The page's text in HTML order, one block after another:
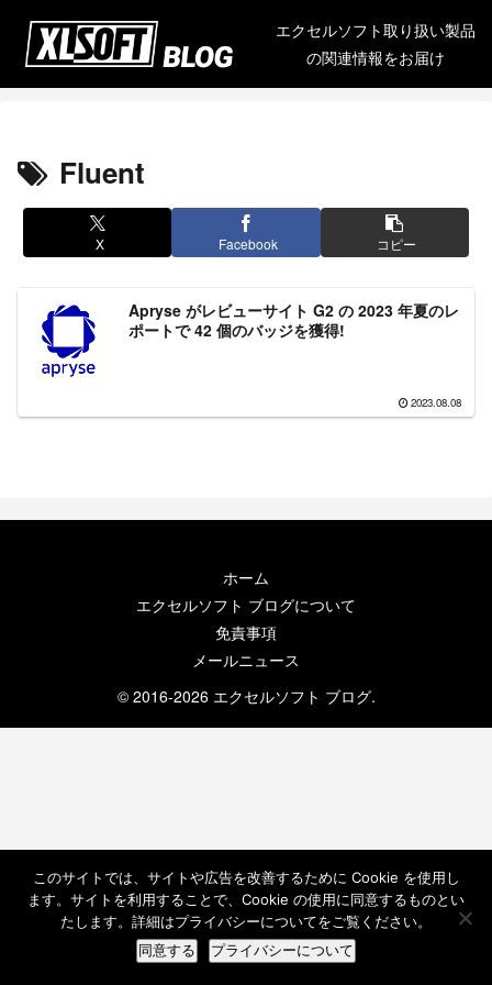
エクセルソフト取り扱い製品
の関連情報をお届け
Fluent
X Facebook コピー
Apryse がレビューサイト G2 の 2023 年夏のレ
ポートで 42 個のバッジを獲得!
2023.08.08
ホーム
エクセルソフト ブログについて
免責事項
メールニュース
© 2016-2026 エクセルソフト ブログ.
このサイトでは、サイトや広告を改善するために Cookie を使用し
ます。サイトを利用することで、Cookie の使用に同意するものとい
たします。詳細はプライバシーについてをご覧ください。
同意する プライバシーについて